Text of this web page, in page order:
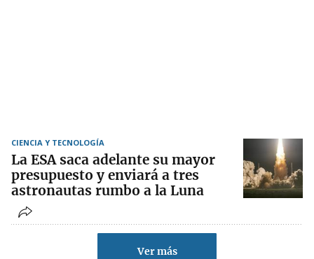
CIENCIA Y TECNOLOGÍA
La ESA saca adelante su mayor
presupuesto y enviará a tres
astronautas rumbo a la Luna
Ver más